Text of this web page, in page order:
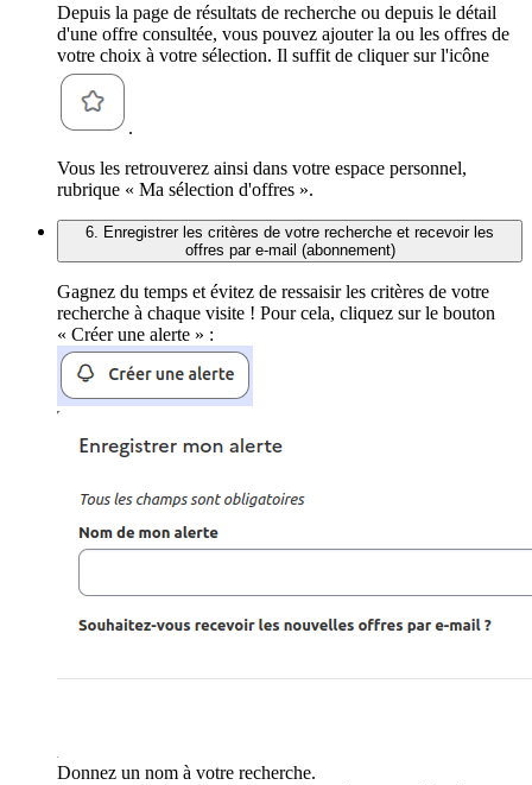
Depuis la page de résultats de recherche ou depuis le détail
d'une offre consultée, vous pouvez ajouter la ou les offres de
votre choix à votre sélection. Il suffit de cliquer sur l'icône
.
Vous les retrouverez ainsi dans votre espace personnel,
rubrique « Ma sélection d'offres ».
6. Enregistrer les critères de votre recherche et recevoir les
offres par e-mail (abonnement)
Gagnez du temps et évitez de ressaisir les critères de votre
recherche à chaque visite ! Pour cela, cliquez sur le bouton
« Créer une alerte » :
Donnez un nom à votre recherche.